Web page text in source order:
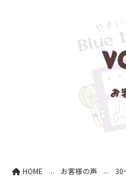
お
HOME ... お客様の声 ... 30